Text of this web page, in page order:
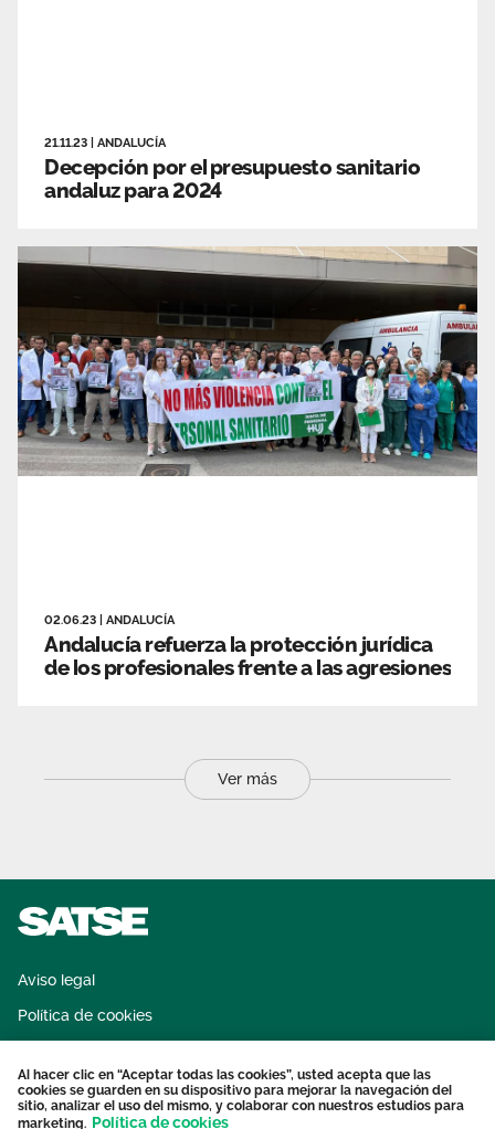
21.11.23 ANDALUCÍA
Decepción por el presupuesto sanitario
andaluz para 2024
02.06.23 ANDALUCÍA
Andalucía refuerza la protección jurídica
de los profesionales frente a las agresiones
Ver más
Aviso legal
Política de cookies
Protección datos personales
Contacto
Al hacer clic en “Aceptar todas las cookies”, usted acepta que las
cookies se guarden en su dispositivo para mejorar la navegación del
sitio, analizar el uso del mismo, y colaborar con nuestros estudios para
marketing. Política de cookies